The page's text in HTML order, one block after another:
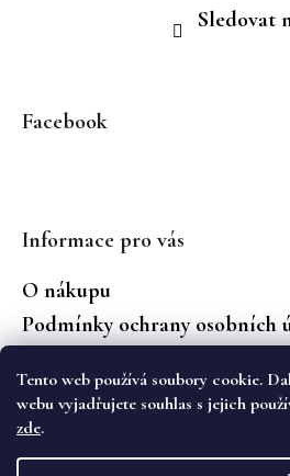
Tento web používá soubory cookie.
webu vyjadřujete souhlas s jejich
zde.
Sledovat
Facebook
Informace pro vás
O nákupu
Podmínky ochrany osobních
Vrácení zboží